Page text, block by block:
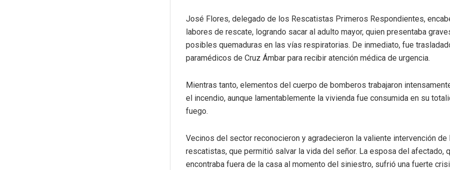
José Flores, delegado de los Rescatistas Primeros Respondientes,
labores de rescate, logrando sacar al adulto mayor, quien presentaba
posibles quemaduras en las vías respiratorias. De inmediato, fue
paramédicos de Cruz Ámbar para recibir atención médica de urgencia.
Mientras tanto, elementos del cuerpo de bomberos trabajaron
el incendio, aunque lamentablemente la vivienda fue consumida en su
fuego.
Vecinos del sector reconocieron y agradecieron la valiente intervención de
rescatistas, que permitió salvar la vida del señor. La esposa del afectado,
encontraba fuera de la casa al momento del siniestro, sufrió una fuerte